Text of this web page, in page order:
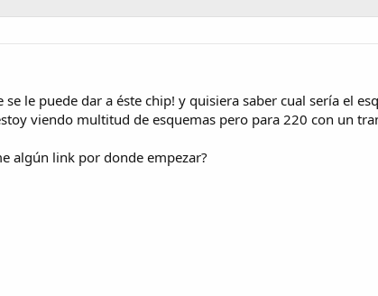
le puede dar a éste chip! y quisiera saber cual sería el
viendo multitud de esquemas pero para 220 con un
algún link por donde empezar?